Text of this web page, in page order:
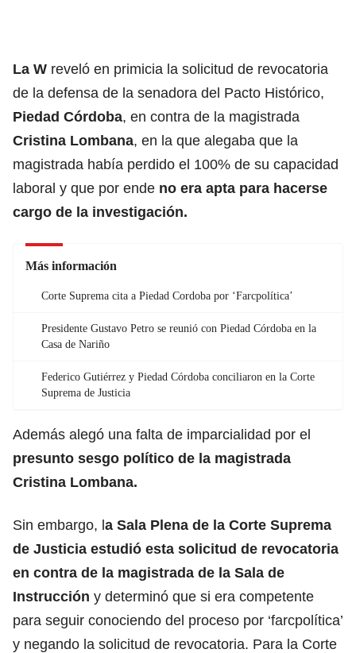
La W reveló en primicia la solicitud de revocatoria
de la defensa de la senadora del Pacto Histórico,
Piedad Córdoba, en contra de la magistrada
Cristina Lombana, en la que alegaba que la
magistrada había perdido el 100% de su capacidad
laboral y que por ende no era apta para hacerse
cargo de la investigación.
Más información
Corte Suprema cita a Piedad Cordoba por ‘Farcpolítica’
Presidente Gustavo Petro se reunió con Piedad Córdoba en la
Casa de Nariño
Federico Gutiérrez y Piedad Córdoba conciliaron en la Corte
Suprema de Justicia
Además alegó una falta de imparcialidad por el
presunto sesgo político de la magistrada
Cristina Lombana.
Sin embargo, la Sala Plena de la Corte Suprema
de Justicia estudió esta solicitud de revocatoria
en contra de la magistrada de la Sala de
Instrucción y determinó que si era competente
para seguir conociendo del proceso por ‘farcpolítica’
y negando la solicitud de revocatoria. Para la Corte